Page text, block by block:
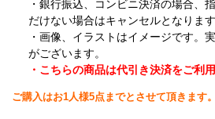
・銀行振込、コンビニ決済の場合、
だけない場合はキャンセルとなります
・画像、イラストはイメージです。
がございます。
・こちらの商品は代引き決済をご利
ご購入はお1人様5点までとさせて頂きます。